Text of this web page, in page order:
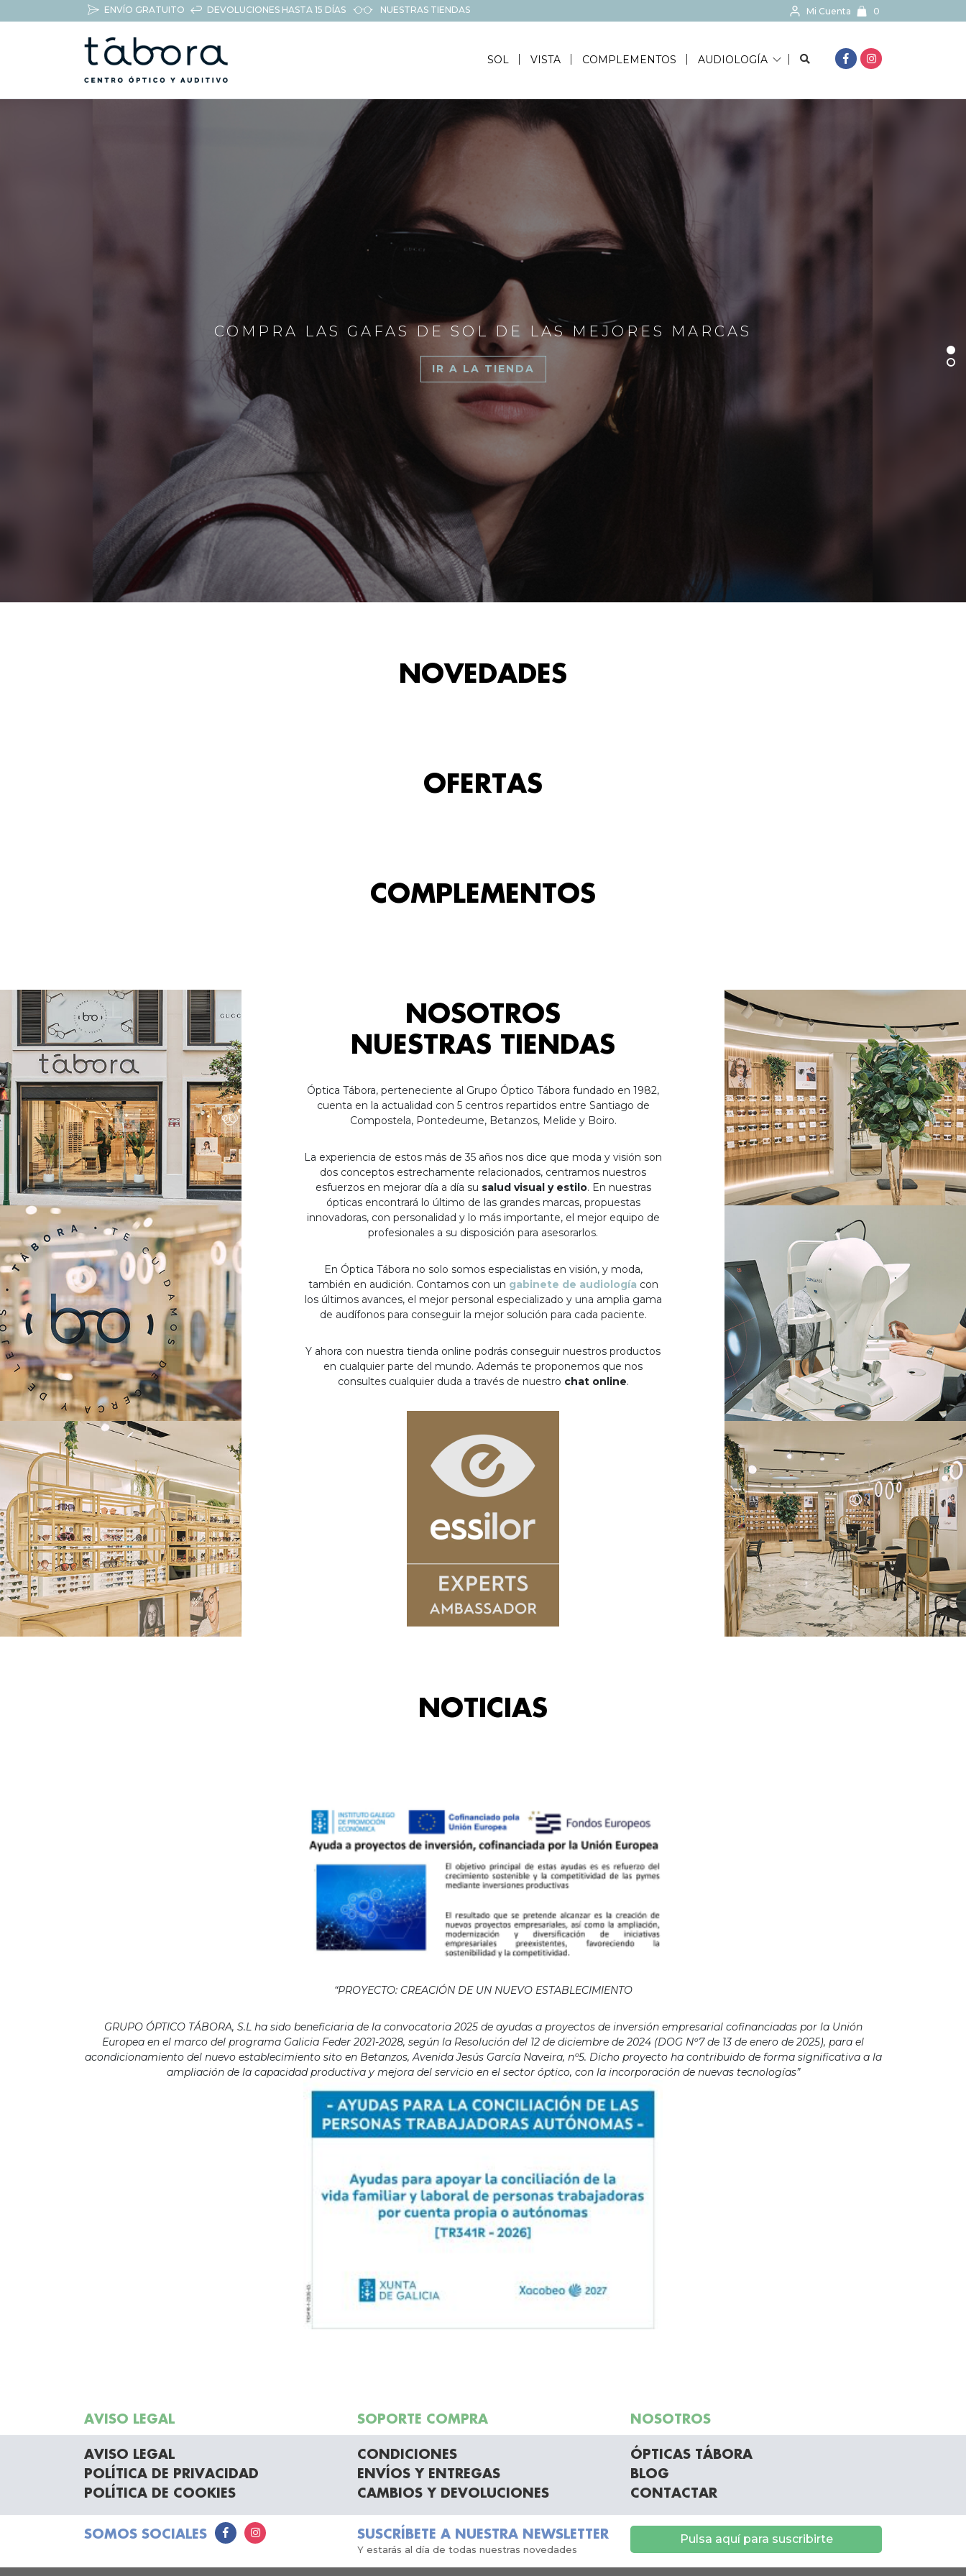
ENVÍO GRATUITO DEVOLUCIONES HASTA 15 DÍAS NUESTRAS TIENDAS Mi Cuenta 0
SOL VISTA COMPLEMENTOS AUDIOLOGÍA BUSCAR...
COMPRA LAS GAFAS DE SOL DE LAS MEJORES MARCAS
IR A LA TIENDA
NOVEDADES
OFERTAS
COMPLEMENTOS
NOSOTROS
NUESTRAS TIENDAS
Óptica Tábora, perteneciente al Grupo Óptico Tábora fundado en 1982,
cuenta en la actualidad con 5 centros repartidos entre Santiago de
Compostela, Pontedeume, Betanzos, Melide y Boiro.
La experiencia de estos más de 35 años nos dice que moda y visión son
dos conceptos estrechamente relacionados, centramos nuestros
esfuerzos en mejorar día a día su salud visual y estilo. En nuestras
ópticas encontrará lo último de las grandes marcas, propuestas
innovadoras, con personalidad y lo más importante, el mejor equipo de
profesionales a su disposición para asesorarlos.
En Óptica Tábora no solo somos especialistas en visión, y moda,
también en audición. Contamos con un gabinete de audiología con
los últimos avances, el mejor personal especializado y una amplia gama
de audífonos para conseguir la mejor solución para cada paciente.
Y ahora con nuestra tienda online podrás conseguir nuestros productos
en cualquier parte del mundo. Además te proponemos que nos
consultes cualquier duda a través de nuestro chat online.
NOTICIAS
“PROYECTO: CREACIÓN DE UN NUEVO ESTABLECIMIENTO
GRUPO ÓPTICO TÁBORA, S.L ha sido beneficiaria de la convocatoria 2025 de ayudas a proyectos de inversión empresarial cofinanciadas por la Unión
Europea en el marco del programa Galicia Feder 2021-2028, según la Resolución del 12 de diciembre de 2024 (DOG Nº7 de 13 de enero de 2025), para el
acondicionamiento del nuevo establecimiento sito en Betanzos, Avenida Jesús García Naveira, nº5. Dicho proyecto ha contribuido de forma significativa a la
ampliación de la capacidad productiva y mejora del servicio en el sector óptico, con la incorporación de nuevas tecnologías”
AVISO LEGAL SOPORTE COMPRA NOSOTROS
AVISO LEGAL
POLÍTICA DE PRIVACIDAD
POLÍTICA DE COOKIES
CONDICIONES
ENVÍOS Y ENTREGAS
CAMBIOS Y DEVOLUCIONES
ÓPTICAS TÁBORA
BLOG
CONTACTAR
SOMOS SOCIALES SUSCRÍBETE A NUESTRA NEWSLETTER
Y estarás al día de todas nuestras novedades
Pulsa aquí para suscribirte